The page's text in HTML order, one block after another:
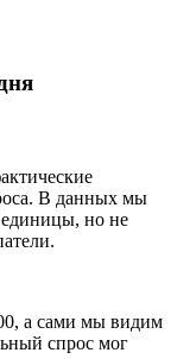
В данных мы
но не
а сами мы видим
спрос мог